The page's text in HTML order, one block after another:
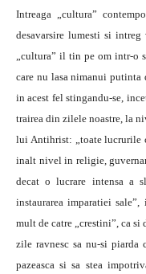
Intreaga „cultura”
desavarsire lumesti si
„cultura” il tin pe om intr-o
care nu lasa nimanui putinta
in acest fel stingandu-se,
trairea din zilele noastre, la
lui Antihrist: „toate lucrurile
inalt nivel in religie,
decat o lucrare intensa a
instaurarea imparatiei
mult de catre „crestini”, ca
zile ravnesc sa nu-si
pazeasca si sa stea